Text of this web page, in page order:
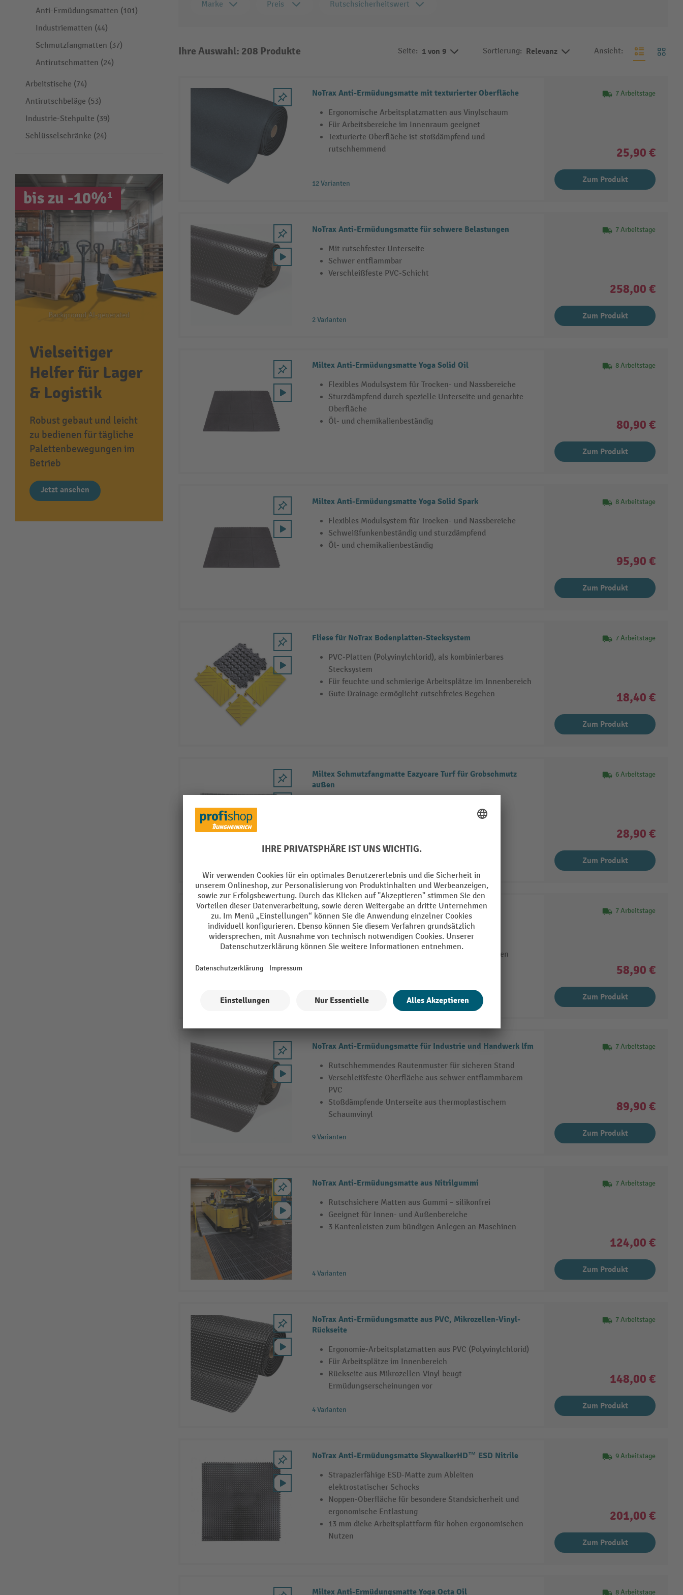
Anti-Ermüdungsmatten (101)
Industriematten (44)
Schmutzfangmatten (37)
Antirutschmatten (24)
Arbeitstische (74)
Antirutschbeläge (53)
Industrie-Stehpulte (39)
Schlüsselschränke (24)
bis zu -10%¹
Vielseitiger
Helfer für Lager
& Logistik
Robust gebaut und leicht
zu bedienen für tägliche
Palettenbewegungen im
Betrieb
Jetzt ansehen
Marke Preis Rutschsicherheitswert
Ihre Auswahl: 208 Produkte Seite: 1 von 9 Sortierung: Relevanz Ansicht:
NoTrax Anti-Ermüdungsmatte mit texturierter Oberfläche
Ergonomische Arbeitsplatzmatten aus Vinylschaum
Für Arbeitsbereiche im Innenraum geeignet
Texturierte Oberfläche ist stoßdämpfend und
rutschhemmend
12 Varianten
7 Arbeitstage
25,90 €
Zum Produkt
NoTrax Anti-Ermüdungsmatte für schwere Belastungen
Mit rutschfester Unterseite
Schwer entflammbar
Verschleißfeste PVC-Schicht
2 Varianten
7 Arbeitstage
258,00 €
Zum Produkt
Miltex Anti-Ermüdungsmatte Yoga Solid Oil
Flexibles Modulsystem für Trocken- und Nassbereiche
Sturzdämpfend durch spezielle Unterseite und genarbte
Oberfläche
Öl- und chemikalienbeständig
8 Arbeitstage
80,90 €
Zum Produkt
Miltex Anti-Ermüdungsmatte Yoga Solid Spark
Flexibles Modulsystem für Trocken- und Nassbereiche
Schweißfunkenbeständig und sturzdämpfend
Öl- und chemikalienbeständig
8 Arbeitstage
95,90 €
Zum Produkt
Fliese für NoTrax Bodenplatten-Stecksystem
PVC-Platten (Polyvinylchlorid), als kombinierbares
Stecksystem
Für feuchte und schmierige Arbeitsplätze im Innenbereich
Gute Drainage ermöglicht rutschfreies Begehen
7 Arbeitstage
18,40 €
Zum Produkt
Miltex Schmutzfangmatte Eazycare Turf für Grobschmutz
außen
6 Arbeitstage
28,90 €
Zum Produkt
Miltex Anti-Ermüdungsmatte Yoga Solid Basic
Für gelenkschonenden Steh-Komfort
Reduziert den Trittschallpegel (Lärmdämmung)
Modular zusammensetzbar (auch für große Flächen
7 Arbeitstage
58,90 €
Zum Produkt
NoTrax Anti-Ermüdungsmatte für Industrie und Handwerk lfm
Rutschhemmendes Rautenmuster für sicheren Stand
Verschleißfeste Oberfläche aus schwer entflammbarem
PVC
Stoßdämpfende Unterseite aus thermoplastischem
Schaumvinyl
9 Varianten
7 Arbeitstage
89,90 €
Zum Produkt
NoTrax Anti-Ermüdungsmatte aus Nitrilgummi
Rutschsichere Matten aus Gummi – silikonfrei
Geeignet für Innen- und Außenbereiche
3 Kantenleisten zum bündigen Anlegen an Maschinen
4 Varianten
7 Arbeitstage
124,00 €
Zum Produkt
NoTrax Anti-Ermüdungsmatte aus PVC, Mikrozellen-Vinyl-
Rückseite
Ergonomie-Arbeitsplatzmatten aus PVC (Polyvinylchlorid)
Für Arbeitsplätze im Innenbereich
Rückseite aus Mikrozellen-Vinyl beugt
Ermüdungserscheinungen vor
4 Varianten
7 Arbeitstage
148,00 €
Zum Produkt
NoTrax Anti-Ermüdungsmatte SkywalkerHD™ ESD Nitrile
Strapazierfähige ESD-Matte zum Ableiten
elektrostatischer Schocks
Noppen-Oberfläche für besondere Standsicherheit und
ergonomische Entlastung
13 mm dicke Arbeitsplattform für hohen ergonomischen
Nutzen
9 Arbeitstage
201,00 €
Zum Produkt
Miltex Anti-Ermüdungsmatte Yoga Octa Oil 8 Arbeitstage